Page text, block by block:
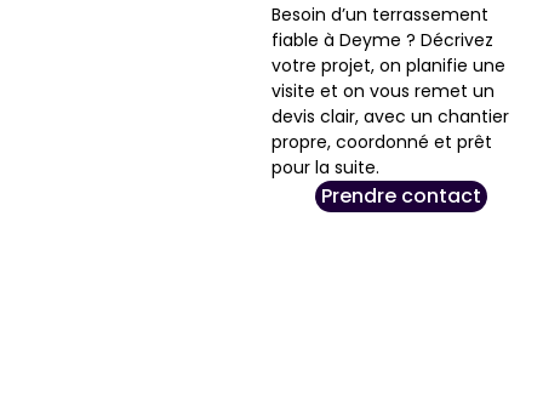
Besoin d’un terrassement
fiable à Deyme ? Décrivez
votre projet, on planifie une
visite et on vous remet un
devis clair, avec un chantier
propre, coordonné et prêt
pour la suite.
Prendre contact